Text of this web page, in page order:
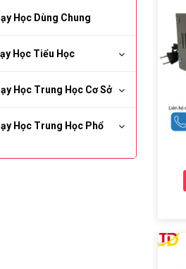
Học Dùng Chung
Học Tiểu Học
Học Trung Học Cơ Sở
Học Trung Học Phổ